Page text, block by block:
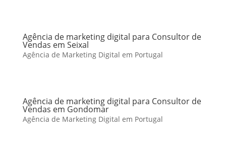
Agência de marketing digital para Consultor de
Vendas em Seixal
Agência de Marketing Digital em Portugal
Agência de marketing digital para Consultor de
Vendas em Gondomar
Agência de Marketing Digital em Portugal